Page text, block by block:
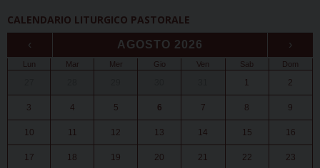
CALENDARIO LITURGICO PASTORALE
‹ AGOSTO 2026 ›
Lun Mar Mer Gio Ven Sab Dom
1 2
3 4 5 6 7 8 9
10 11 12 13 14 15 16
17 18 19 20 21 22 23